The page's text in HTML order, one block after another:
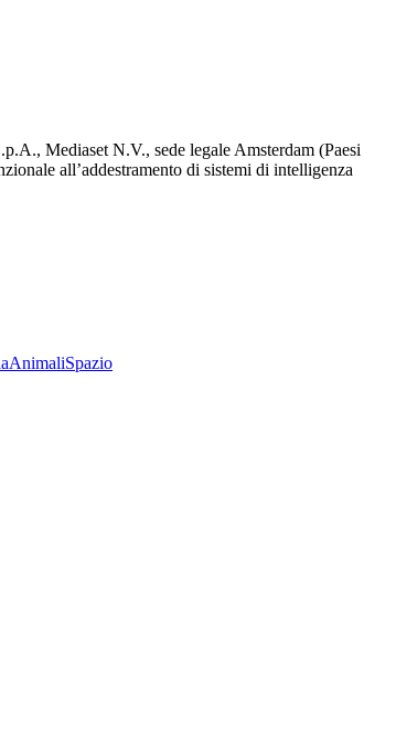
Mediaset N.V., sede legale Amsterdam (Paesi
all’addestramento di sistemi di intelligenza
AnimaliSpazio